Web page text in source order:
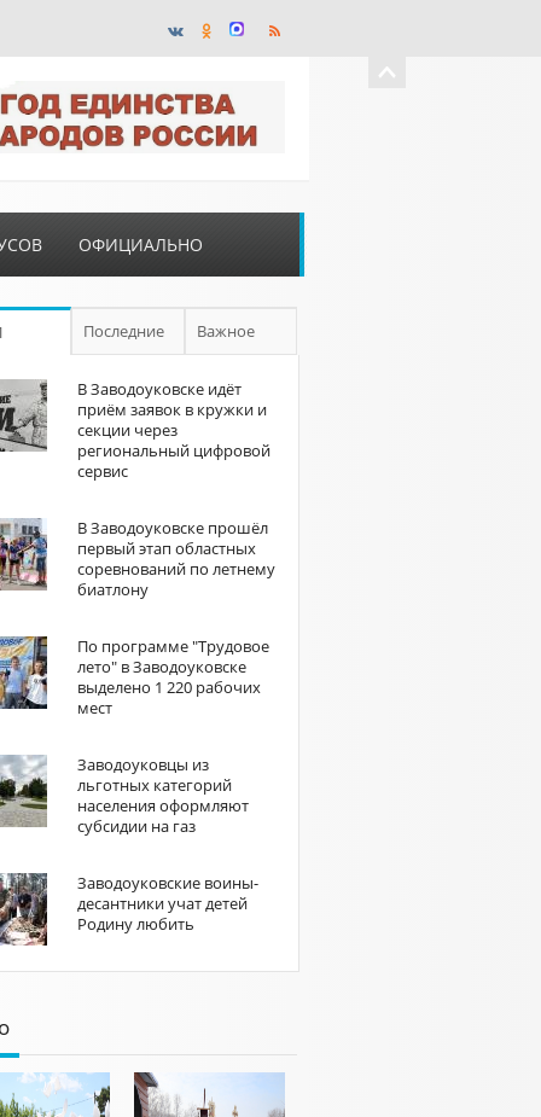
ОФИЦИАЛЬНО
Последние Важное
В Заводоуковске идёт
приём заявок в кружки и
секции через
региональный цифровой
сервис
В Заводоуковске прошёл
первый этап областных
соревнований по летнему
биатлону
По программе "Трудовое
лето" в Заводоуковске
выделено 1 220 рабочих
мест
Заводоуковцы из
льготных категорий
населения оформляют
субсидии на газ
Заводоуковские воины-
десантники учат детей
Родину любить